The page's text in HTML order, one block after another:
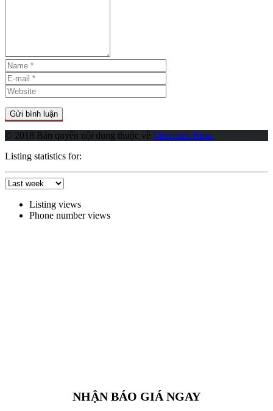
© 2018 Bản quyền nội dung thuộc về Mercedes Benz
Listing statistics for:
Listing views
Phone number views
NHẬN BÁO GIÁ NGAY